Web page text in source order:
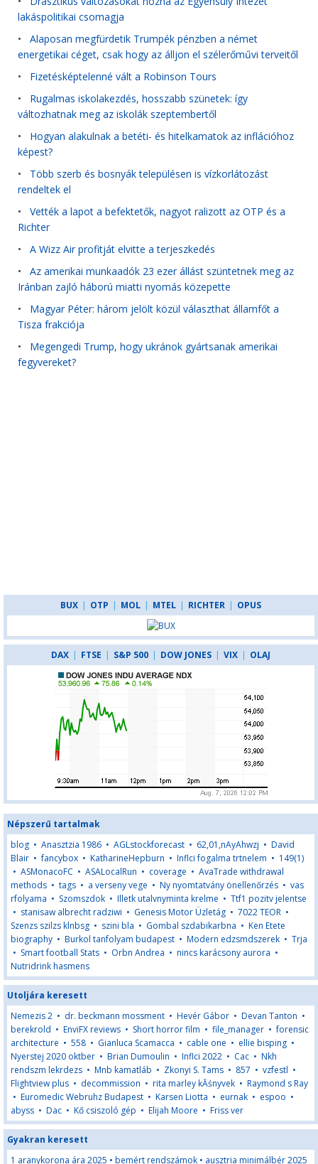
lakáspolitikai csomagja
• Alaposan megfürdetik Trumpék pénzben a német
energetikai céget, csak hogy az álljon el szélerőművi terveitől
• Fizetésképtelenné vált a Robinson Tours
• Rugalmas iskolakezdés, hosszabb szünetek: így
változhatnak meg az iskolák szeptembertől
• Hogyan alakulnak a betéti- és hitelkamatok az inflációhoz
képest?
• Több szerb és bosnyák településen is vízkorlátozást
rendeltek el
• Vették a lapot a befektetők, nagyot ralizott az OTP és a
Richter
• A Wizz Air profitját elvitte a terjeszkedés
• Az amerikai munkaadók 23 ezer állást szüntetnek meg az
Iránban zajló háború miatti nyomás közepette
• Magyar Péter: három jelölt közül választhat államfőt a
Tisza frakciója
• Megengedi Trump, hogy ukránok gyártsanak amerikai
fegyvereket?
BUX | OTP | MOL | MTEL | RICHTER | OPUS
DAX | FTSE | S&P 500 | DOW JONES | VIX | OLAJ
Népszerű tartalmak
blog • Anasztzia 1986 • AGLstockforecast • 62,01,nAyAhwzj • David
Blair •fancybox • KatharineHepburn • Inflci fogalma trtnelem • 149(1)
• ASMonacoFC • ASALocalRun • coverage • AvaTrade withdrawal
methods • tags • a verseny vege • Ny nyomtatvány önellenőrzés • vas
rfolyama • Szomszdok • Illetk utalvnyminta krelme • Ttf1 pozitv jelentse
• stanisaw albrecht radziwi • Genesis Motor Üzletág • 7022 TEOR •
Szenzs szilzs klnbsg • szini bla • Gombal szdabikarbna • Ken Etete
biography • Burkol tanfolyam budapest • Modern edzsmdszerek • Trja
• Smart football Stats • Orbn Andrea • nincs karácsony aurora •
Nutridrink hasmens
Utoljára keresett
Nemezis 2 • dr. beckmann mossment • Hevér Gábor • Devan Tanton •
berekrold • EnviFX reviews • Short horror film • file_manager •forensic
architecture • 558 • Gianluca Scamacca • cable one • ellie bisping •
Nyerstej 2020 oktber • Brian Dumoulin • Inflci 2022 • Cac • Nkh
rendszm lekrdezs • Mnb kamatláb • Zkonyi S. Tams • 857 • vzfestl •
Flightview plus • decommission • rita marley kĂśnyvek • Raymond s Ray
• Euromedic Webruhz Budapest • Karsen Liotta • eurnak • espoo •
abyss • Dac • Kő csiszoló gép • Elijah Moore • Friss ver
Gyakran keresett
1 aranykorona ára 2025 • bemért rendszámok • ausztria minimálbér 2025